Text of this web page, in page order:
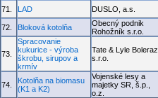
71. LAD DUSLO, a.s.
72. Bloková kotolňa
Obecný podnik
Rohožník s.r.o.
73.
Spracovanie
kukurice - výroba
škrobu, sirupov a
krmív
Tate & Lyle Boleraz,
s.r.o.
74.
Kotolňa na biomasu
(K1 a K2)
Vojenské lesy a
majetky SR, š.p.,
o.z.